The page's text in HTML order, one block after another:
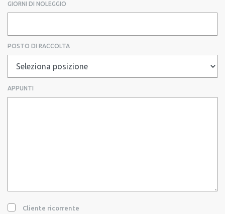
GIORNI DI NOLEGGIO
POSTO DI RACCOLTA
APPUNTI
Cliente ricorrente